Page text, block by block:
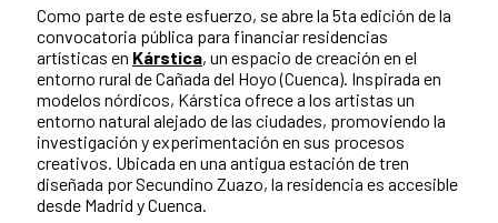
Como parte de este esfuerzo, se abre la 5ta edición de la
convocatoria pública para financiar residencias
artísticas en Kárstica, un espacio de creación en el
entorno rural de Cañada del Hoyo (Cuenca). Inspirada en
modelos nórdicos, Kárstica ofrece a los artistas un
entorno natural alejado de las ciudades, promoviendo la
investigación y experimentación en sus procesos
creativos. Ubicada en una antigua estación de tren
diseñada por Secundino Zuazo, la residencia es accesible
desde Madrid y Cuenca.